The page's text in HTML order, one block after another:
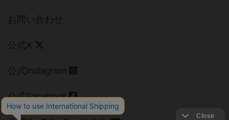
お問い合わせ
公式X
公式instagram
公式Facebook